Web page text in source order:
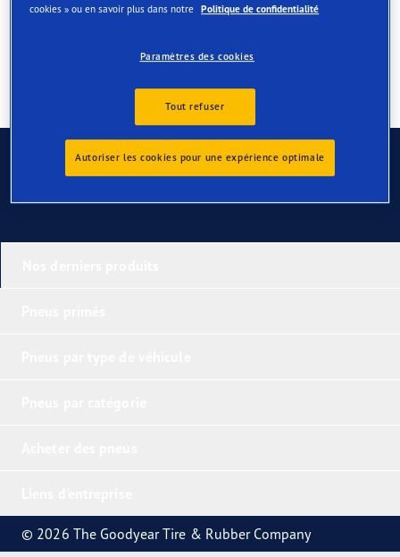
Contact Services Avis
Contactez-nous
© 2026 The Goodyear Tire & Rubber Company
cookies » ou en savoir plus dans notre Politique de confidentialité
Paramètres des cookies
Tout refuser
Autoriser les cookies pour une expérience optimale